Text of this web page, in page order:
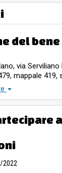
del bene
via
mappale
mq. 9,
terzi sub 6 – Est
– terrapieno;
libero.
2022